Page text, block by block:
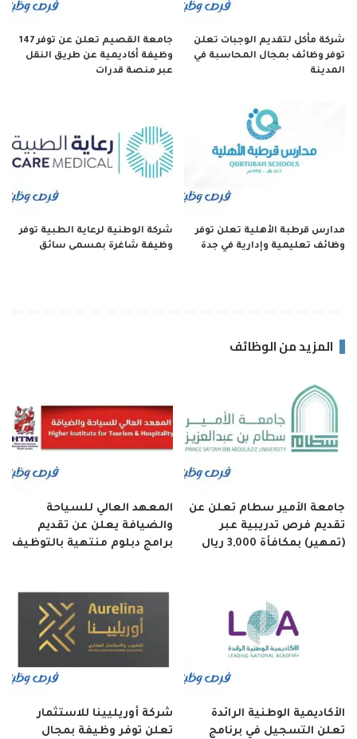
شركة مأكل لتقديم الوجبات تعلن
توفر وظائف بمجال المحاسبة في
المدينة
جامعة القصيم تعلن عن توفر 147
وظيفة أكاديمية عن طريق النقل
عبر منصة قدرات
مدارس قرطبة الأهلية تعلن توفر
وظائف تعليمية وإدارية في جدة
شركة الوطنية لرعاية الطبية توفر
وظيفة شاغرة بمسمى سائق
المزيد من الوظائف
جامعة الأمير سطام تعلن عن
تقديم فرص تدريبية عبر
(تمهير) بمكافأة 3,000 ريال
المعهد العالي للسياحة
والضيافة يعلن عن تقديم
برامج دبلوم منتهية بالتوظيف
الأكاديمية الوطنية الرائدة
تعلن التسجيل في برنامج
شركة أوريليينا للاستثمار
تعلن توفر وظيفة بمجال